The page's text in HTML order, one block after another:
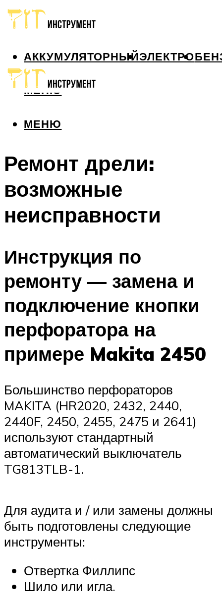
АККУМУЛЯТОРНЫЙЭЛЕКТРО
МЕНЮ
МЕНЮ
Ремонт дрели:
возможные
неисправности
Инструкция по
ремонту — замена и
подключение кнопки
перфоратора на
примере Makita 2450
Большинство перфораторов
MAKITA (HR2020, 2432, 2440,
2440F, 2450, 2455, 2475 и 2641)
используют стандартный
автоматический выключатель
TG813TLB-1.
Для аудита и / или замены должны
быть подготовлены следующие
инструменты:
Отвертка Филлипс
Шило или игла.